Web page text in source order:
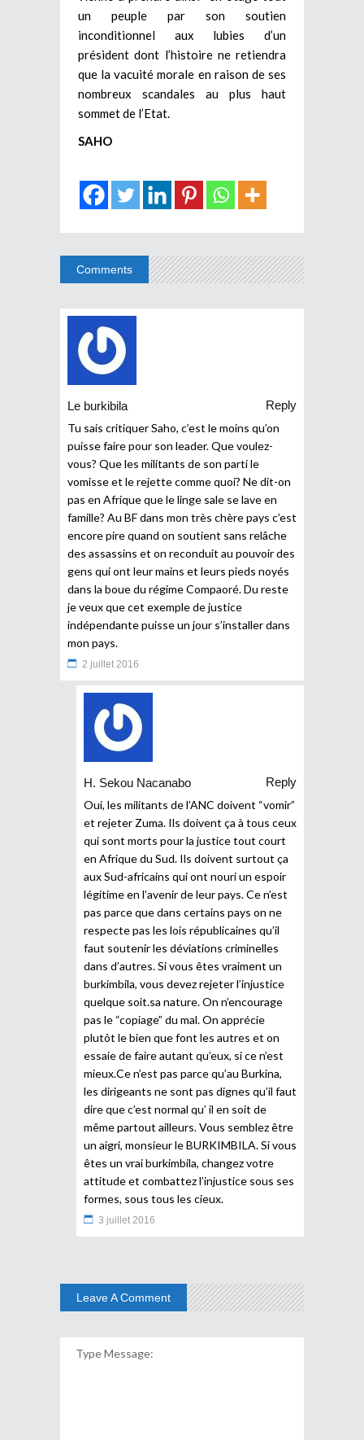
un peuple par son soutien
inconditionnel aux lubies d’un
président dont l’histoire ne retiendra
que la vacuité morale en raison de ses
nombreux scandales au plus haut
sommet de l’Etat.
SAHO
Comments
Le burkibila
Reply
Tu sais critiquer Saho, c’est le moins qu’on
puisse faire pour son leader. Que voulez-
vous? Que les militants de son parti le
vomisse et le rejette comme quoi? Ne dit-on
pas en Afrique que le linge sale se lave en
famille? Au BF dans mon très chère pays c’est
encore pire quand on soutient sans relâche
des assassins et on reconduit au pouvoir des
gens qui ont leur mains et leurs pieds noyés
dans la boue du régime Compaoré. Du reste
je veux que cet exemple de justice
indépendante puisse un jour s’installer dans
mon pays.
2 juillet 2016
H. Sekou Nacanabo
Reply
Oui, les militants de l’ANC doivent “vomir”
et rejeter Zuma. Ils doivent ça à tous ceux
qui sont morts pour la justice tout court
en Afrique du Sud. Ils doivent surtout ça
aux Sud-africains qui ont nouri un espoir
légitime en l’avenir de leur pays. Ce n’est
pas parce que dans certains pays on ne
respecte pas les lois républicaines qu’il
faut soutenir les déviations criminelles
dans d’autres. Si vous êtes vraiment un
burkimbila, vous devez rejeter l’injustice
quelque soit.sa nature. On n’encourage
pas le “copiage” du mal. On apprécie
plutôt le bien que font les autres et on
essaie de faire autant qu’eux, si ce n’est
mieux.Ce n’est pas parce qu’au Burkina,
les dirigeants ne sont pas dignes qu’il faut
dire que c’est normal qu’ il en soit de
même partout ailleurs. Vous semblez être
un aigri, monsieur le BURKIMBILA. Si vous
êtes un vrai burkimbila, changez votre
attitude et combattez l’injustice sous ses
formes, sous tous les cieux.
3 juillet 2016
Leave A Comment